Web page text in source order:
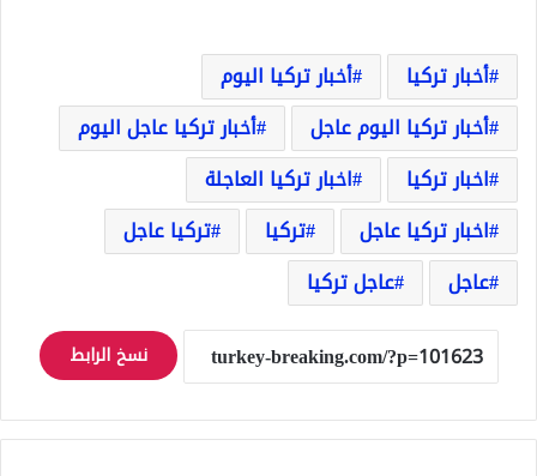
أخبار تركيا
أخبار تركيا اليوم
أخبار تركيا اليوم عاجل
أخبار تركيا عاجل اليوم
اخبار تركيا
اخبار تركيا العاجلة
اخبار تركيا عاجل
تركيا
تركيا عاجل
عاجل
عاجل تركيا
نسخ الرابط